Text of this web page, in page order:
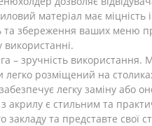
матеріал має
та збереження ваших меню
використанні.
– зручність
легко розміщений на
легку заміну або
акрилу є стильним та
закладу та представте свої